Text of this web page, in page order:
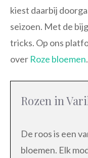
kiest daarbij
seizoen. Met de
tricks. Op ons
over Roze bloemen.
Rozen in
De roos is een
bloemen. Elk